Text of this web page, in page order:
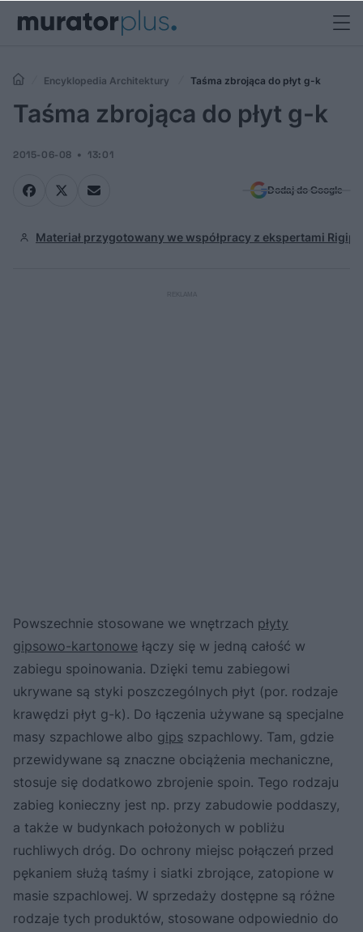
Encyklopedia Architektury Taśma zbrojąca do płyt g-k
Taśma zbrojąca do płyt g-k
2015-06-08 13:01
Dodaj do Google
Materiał przygotowany we współpracy z ekspertami Rigips
Powszechnie stosowane we wnętrzach płyty
gipsowo-kartonowe łączy się w jedną całość w
zabiegu spoinowania. Dzięki temu zabiegowi
ukrywane są styki poszczególnych płyt (por. rodzaje
krawędzi płyt g-k). Do łączenia używane są specjalne
masy szpachlowe albo gips szpachlowy. Tam, gdzie
przewidywane są znaczne obciążenia mechaniczne,
stosuje się dodatkowo zbrojenie spoin. Tego rodzaju
zabieg konieczny jest np. przy zabudowie poddaszy,
a także w budynkach położonych w pobliżu
ruchliwych dróg. Do ochrony miejsc połączeń przed
pękaniem służą taśmy i siatki zbrojące, zatopione w
masie szpachlowej. W sprzedaży dostępne są różne
rodzaje tych produktów, stosowane odpowiednio do